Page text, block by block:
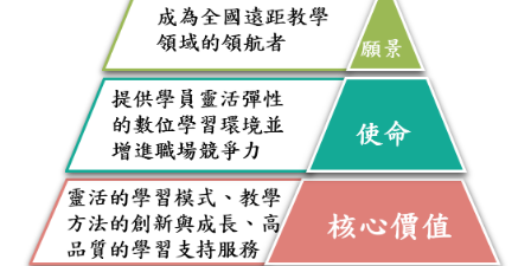
訓練政策
活動花絮
諮詢信箱
常見問答
法令規章
相關連結